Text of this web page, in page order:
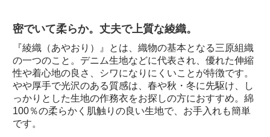
密でいて柔らか。丈夫で上質な綾織。
『綾織（あやおり）』とは、織物の基本となる三原組織
の一つのこと。デニム生地などに代表され、優れた伸縮
性や着心地の良さ、シワになりにくいことが特徴です。
やや厚手で光沢のある質感は、春や秋・冬に先駆け、し
っかりとした生地の作務衣をお探しの方におすすめ。綿
100％の柔らかく肌触りの良い生地で、お手入れも簡単
です。